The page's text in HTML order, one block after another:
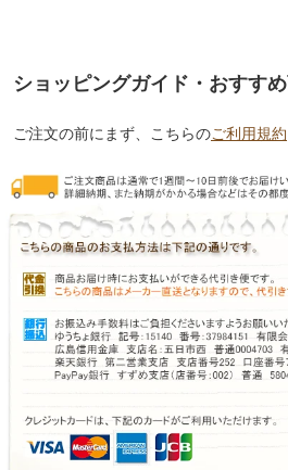
ショッピングガイド・おすす
ご注文の前にまず、こちらのご利用規約